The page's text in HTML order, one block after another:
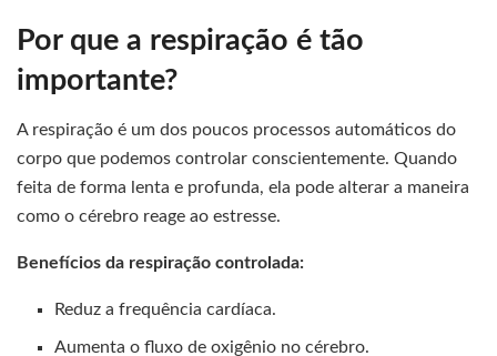
Por que a respiração é tão
importante?
A respiração é um dos poucos processos automáticos do
corpo que podemos controlar conscientemente. Quando
feita de forma lenta e profunda, ela pode alterar a maneira
como o cérebro reage ao estresse.
Benefícios da respiração controlada:
Reduz a frequência cardíaca.
Aumenta o fluxo de oxigênio no cérebro.